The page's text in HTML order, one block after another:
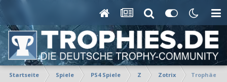
Startseite Spiele PS4 Spiele Z Zotrix Trophäen-